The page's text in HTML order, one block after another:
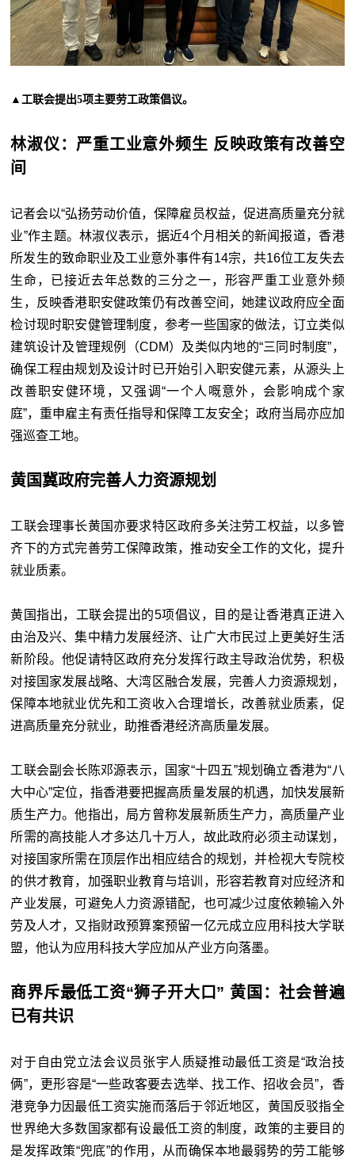
▲工联会提出5项主要劳工政策倡议。
林淑仪：严重工业意外频生 反映政策有改善空
间
记者会以“弘扬劳动价值，保障雇员权益，促进高质量充分就
业”作主题。林淑仪表示，据近4个月相关的新闻报道，香港
所发生的致命职业及工业意外事件有14宗，共16位工友失去
生命，已接近去年总数的三分之一，形容严重工业意外频
生，反映香港职安健政策仍有改善空间，她建议政府应全面
检讨现时职安健管理制度，参考一些国家的做法，订立类似
建筑设计及管理规例（CDM）及类似内地的“三同时制度”，
确保工程由规划及设计时已开始引入职安健元素，从源头上
改善职安健环境，又强调“一个人嘅意外，会影响成个家
庭”，重申雇主有责任指导和保障工友安全；政府当局亦应加
强巡查工地。
黄国冀政府完善人力资源规划
工联会理事长黄国亦要求特区政府多关注劳工权益，以多管
齐下的方式完善劳工保障政策，推动安全工作的文化，提升
就业质素。
黄国指出，工联会提出的5项倡议，目的是让香港真正进入
由治及兴、集中精力发展经济、让广大市民过上更美好生活
新阶段。他促请特区政府充分发挥行政主导政治优势，积极
对接国家发展战略、大湾区融合发展，完善人力资源规划，
保障本地就业优先和工资收入合理增长，改善就业质素，促
进高质量充分就业，助推香港经济高质量发展。
工联会副会长陈邓源表示，国家“十四五”规划确立香港为“八
大中心”定位，指香港要把握高质量发展的机遇，加快发展新
质生产力。他指出，局方曾称发展新质生产力，高质量产业
所需的高技能人才多达几十万人，故此政府必须主动谋划，
对接国家所需在顶层作出相应结合的规划，并检视大专院校
的供才教育，加强职业教育与培训，形容若教育对应经济和
产业发展，可避免人力资源错配，也可减少过度依赖输入外
劳及人才，又指财政预算案预留一亿元成立应用科技大学联
盟，他认为应用科技大学应加从产业方向落墨。
商界斥最低工资“狮子开大口” 黄国：社会普遍
已有共识
对于自由党立法会议员张宇人质疑推动最低工资是“政治技
俩”，更形容是“一些政客要去选举、找工作、招收会员”，香
港竞争力因最低工资实施而落后于邻近地区，黄国反驳指全
世界绝大多数国家都有设最低工资的制度，政策的主要目的
是发挥政策“兜底”的作用，从而确保本地最弱势的劳工能够